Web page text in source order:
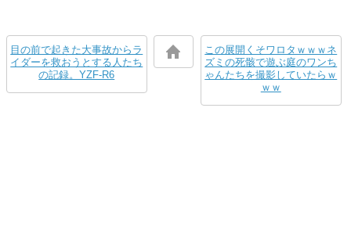
目の前で起きた大事故からラ
イダーを救おうとする人たち
の記録。YZF-R6
この展開くそワロタｗｗｗネ
ズミの死骸で遊ぶ庭のワンち
ゃんたちを撮影していたらｗ
ｗｗ